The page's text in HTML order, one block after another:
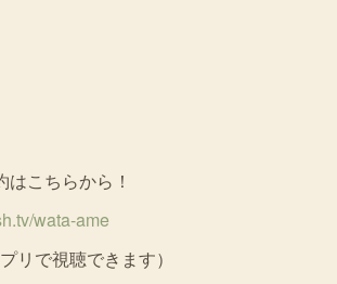
こちらから！
wata-ame
リで視聴できます）